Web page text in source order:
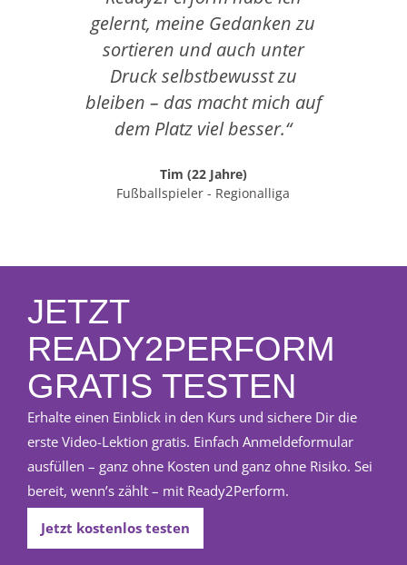
gelernt, meine Gedanken zu
sortieren und auch unter
Druck selbstbewusst zu
bleiben – das macht mich auf
dem Platz viel besser.“
Tim (22 Jahre)
Fußballspieler - Regionalliga
JETZT
READY2PERFORM
GRATIS TESTEN
Erhalte einen Einblick in den Kurs und sichere Dir die
erste Video-Lektion gratis. Einfach Anmeldeformular
ausfüllen – ganz ohne Kosten und ganz ohne Risiko. Sei
bereit, wenn’s zählt – mit Ready2Perform.
Jetzt kostenlos testen